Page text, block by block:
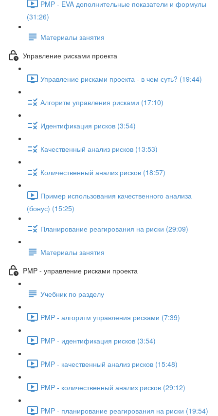
PMP - EVA дополнительные показатели и формулы
(31:26)
Материалы занятия
Управление рисками проекта
Управление рисками проекта - в чем суть? (19:44)
Алгоритм управления рисками (17:10)
Идентификация рисков (3:54)
Качественный анализ рисков (13:53)
Количественный анализ рисков (18:57)
Пример использования качественного анализа
(бонус) (15:25)
Планирование реагирования на риски (29:09)
Материалы занятия
PMP - управление рисками проекта
Учебник по разделу
PMP - алгоритм управления рисками (7:39)
PMP - идентификация рисков (3:54)
PMP - качественный анализ рисков (15:48)
PMP - количественный анализ рисков (29:12)
PMP - планирование реагирования на риски (19:54)